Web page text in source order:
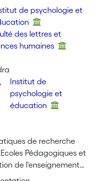
de psychologie et
des lettres et
humaines
Institut de
psychologie et
éducation
de recherche
Pédagogiques et
de l'enseignement"
Annual Congress of